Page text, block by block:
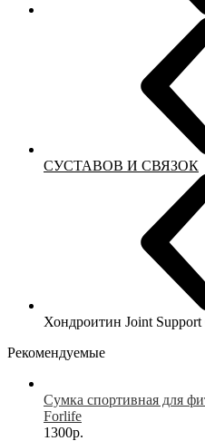
СУСТАВОВ И СВЯЗОК
Хондроитин Joint Support
Рекомендуемые
Сумка спортивная для
Forlife
1300р.